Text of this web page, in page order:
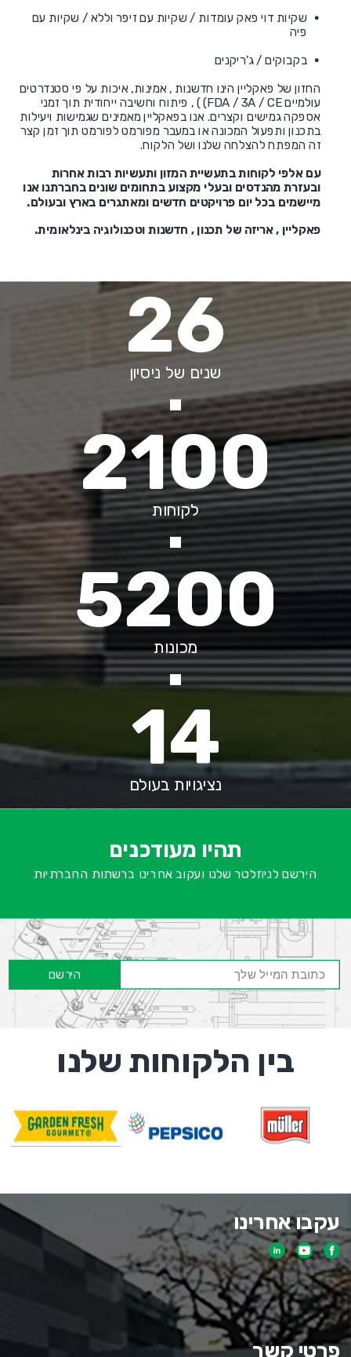
שקיות דוי פאק עומדות / שקיות עם זיפר וללא / שקיות עם
פיה
בקבוקים / ג'ריקנים
החזון של פאקליין הינו חדשנות , אמינות, איכות על פי סטנדרטים
עולמיים FDA / 3A / CE) ) , פיתוח וחשיבה ייחודית תוך זמני
אספקה גמישים וקצרים. אנו בפאקליין מאמינים שגמישות ויעילות
בתכנון ותפעול המכונה או במעבר מפורמט לפורמט תוך זמן קצר
זה המפתח להצלחה שלנו ושל הלקוח.
עם אלפי לקוחות בתעשיית המזון ותעשיות רבות אחרות
ובעזרת מהנדסים ובעלי מקצוע בתחומים שונים בחברתנו אנו
מיישמים בכל יום פרויקטים חדשים ומאתגרים בארץ ובעולם.
פאקליין , אריזה של תכנון , חדשנות וטכנולוגיה בינלאומית.
26
שנים של ניסיון
2100
לקוחות
5200
מכונות
14
נציגויות בעולם
תהיו מעודכנים
הירשם לניוזלטר שלנו ועקוב אחרינו ברשתות החברתיות
הירשם
בין הלקוחות שלנו
עקבו אחרינו
פרטי קשר